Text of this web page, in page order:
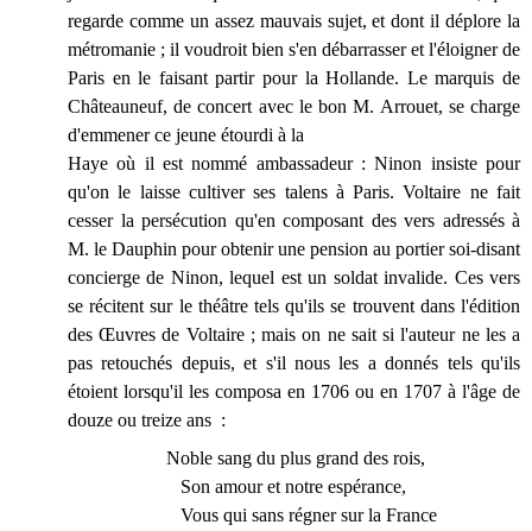
regarde comme un assez mauvais sujet, et dont il déplore la
métromanie ; il voudroit bien s'en débarrasser et l'éloigner de
Paris en le faisant partir pour la Hollande. Le marquis de
Châteauneuf, de concert avec le bon M. Arrouet, se charge
d'emmener ce jeune étourdi à la
Haye où il est nommé ambassadeur : Ninon insiste pour
qu'on le laisse cultiver ses talens à Paris. Voltaire ne fait
cesser la persécution qu'en composant des vers adressés à
M. le Dauphin pour obtenir une pension au portier soi-disant
concierge de Ninon, lequel est un soldat invalide. Ces vers
se récitent sur le théâtre tels qu'ils se trouvent dans l'édition
des Œuvres de Voltaire ; mais on ne sait si l'auteur ne les a
pas retouchés depuis, et s'il nous les a donnés tels qu'ils
étoient lorsqu'il les composa en 1706 ou en 1707 à l'âge de
douze ou treize ans :
Noble sang du plus grand des rois,
Son amour et notre espérance,
Vous qui sans régner sur la France